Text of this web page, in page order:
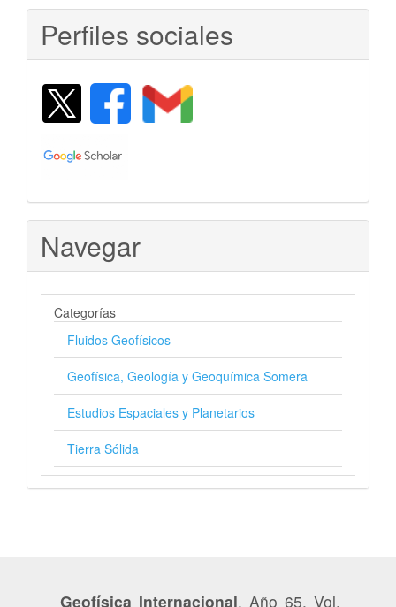
Perfiles sociales
Navegar
Categorías
Fluidos Geofísicos
Geofísica, Geología y Geoquímica Somera
Estudios Espaciales y Planetarios
Tierra Sólida
Geofísica Internacional, Año 65, Vol.